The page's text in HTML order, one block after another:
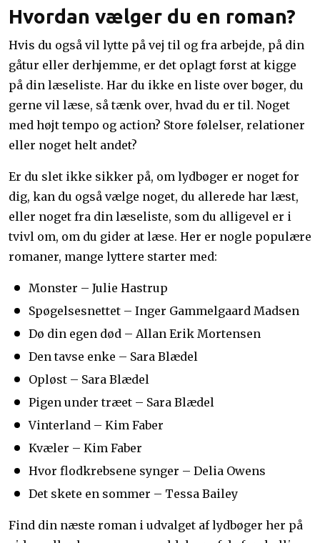
Hvordan vælger du en roman?
Hvis du også vil lytte på vej til og fra arbejde, på din
gåtur eller derhjemme, er det oplagt først at kigge
på din læseliste. Har du ikke en liste over bøger, du
gerne vil læse, så tænk over, hvad du er til. Noget
med højt tempo og action? Store følelser, relationer
eller noget helt andet?
Er du slet ikke sikker på, om lydbøger er noget for
dig, kan du også vælge noget, du allerede har læst,
eller noget fra din læseliste, som du alligevel er i
tvivl om, om du gider at læse. Her er nogle populære
romaner, mange lyttere starter med:
Monster – Julie Hastrup
Spøgelsesnettet – Inger Gammelgaard Madsen
Dø din egen død – Allan Erik Mortensen
Den tavse enke – Sara Blædel
Opløst – Sara Blædel
Pigen under træet – Sara Blædel
Vinterland – Kim Faber
Kvæler – Kim Faber
Hvor flodkrebsene synger – Delia Owens
Det skete en sommer – Tessa Bailey
Find din næste roman i udvalget af lydbøger her på